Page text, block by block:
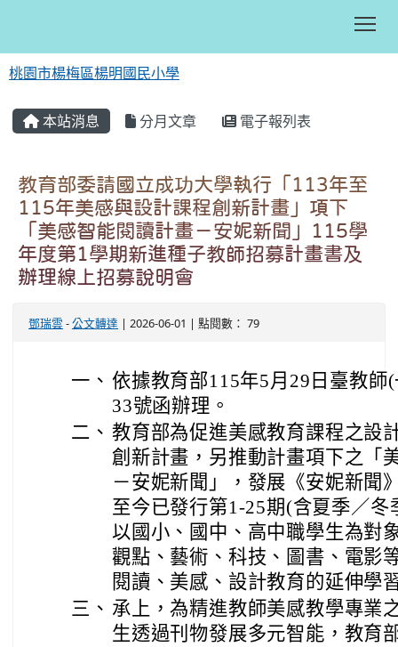
桃園市楊梅區楊明國民小學
本站消息 分月文章 電子報列表
教育部委請國立成功大學執行「113年至
115年美感與設計課程創新計畫」項下
「美感智能閱讀計畫－安妮新聞」115學
年度第1學期新進種子教師招募計畫書及
辦理線上招募說明會
鄧瑞雲 -公文轉達 | 2026-06-01 | 點閱數： 79
一、 依據教育部115年5月29日臺教師
33號函辦理。
二、 教育部為促進美感教育課程之設
創新計畫，另推動計畫項下之「
－安妮新聞」，發展《安妮新聞
至今已發行第1-25期(含夏季／冬
以國小、國中、高中職學生為對
觀點、藝術、科技、圖書、電影
閱讀、美感、設計教育的延伸學
三、 承上，為精進教師美感教學專業
生透過刊物發展多元智能，教育